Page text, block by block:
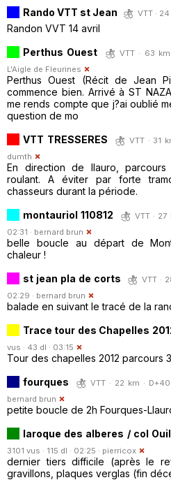
Rando VTT st Jean
VTT ·
Randon VVT 14 avril
Perthus Ouest
VTT · 63
L'Aigle de Fleurines
Perthus Ouest (Récit de Jean
commence bien. Arrivé à ST
me rends compte que j?ai oublié
question de mo
VTT TRESSERES
VTT · 31
dumth
En direction de llauro, parcours
roulant. A éviter par forte
chasseurs durant la période.
montauriol 110812
VTT ·
02:31 · bernard brun
belle boucle au départ de
chaleur !
st jean pla de corts
VTT ·
02:29 · bernard brun
balade en suivant le tracé de la
Trace tour des Chapelles
vus · 43 dl · 03:15
Tour des chapelles 2012 parcours
fourques
VTT · 22 km ·
bernard brun
petite boucle de 2h Fourques-
laroque des alberes / col
3101 vus · 115 dl · 02:25 · pierricox
dernier tiers difficile (après le
gravillons, plaques verglas (fin